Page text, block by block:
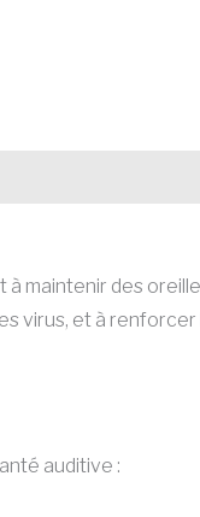
maintenir des
virus, et à
auditive :